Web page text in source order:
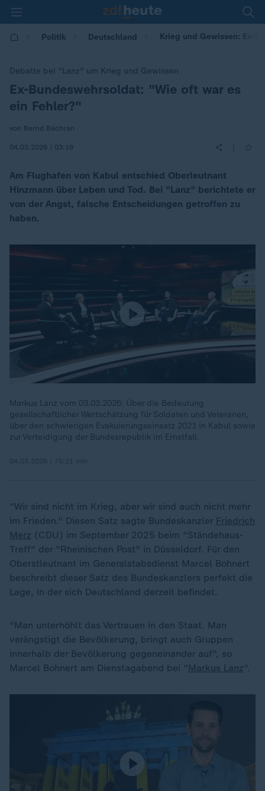
Politik Deutschland Krieg und Gewissen: Ex-
Debatte bei "Lanz" um Krieg und Gewissen
:Ex-Bundeswehrsoldat: "Wie oft war es
ein Fehler?"
von Bernd Bachran
04.03.2026 | 03:19
Am Flughafen von Kabul entschied Oberleutnant
Hinzmann über Leben und Tod. Bei "Lanz" berichtete er
von der Angst, falsche Entscheidungen getroffen zu
haben.
Markus Lanz vom 03.03.2026: Über die Bedeutung
gesellschaftlicher Wertschätzung für Soldaten und Veteranen,
über den schwierigen Evakuierungseinsatz 2021 in Kabul sowie
zur Verteidigung der Bundesrepublik im Ernstfall.
"Wir sind nicht im Krieg, aber wir sind auch nicht mehr
im Frieden." Diesen Satz sagte Bundeskanzler Friedrich
Merz (CDU) im September 2025 beim "Ständehaus-
Treff" der "Rheinischen Post" in Düsseldorf. Für den
Oberstleutnant im Generalstabsdienst Marcel Bohnert
beschreibt dieser Satz des Bundeskanzlers perfekt die
Lage, in der sich Deutschland derzeit befindet.
"Man unterhöhlt das Vertrauen in den Staat. Man
verängstigt die Bevölkerung, bringt auch Gruppen
innerhalb der Bevölkerung gegeneinander auf", so
Marcel Bohnert am Dienstagabend bei " Markus Lanz".